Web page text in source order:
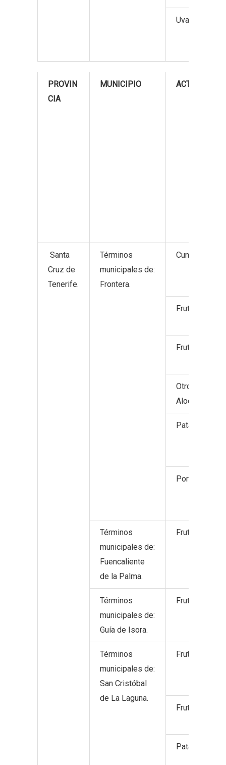
Uva para vino
PROVIN
CIA
MUNICIPIO ACTIVIDADES
Santa
Cruz de
Tenerife.
Términos
municipales de:
Frontera.
Cunicultura.
Frutos no
Frutos
Otros
Aloe Vera.
Patata.
Porcino de
Términos
municipales de:
Fuencaliente
de la Palma.
Frutos
Términos
municipales de:
Guía de Isora.
Frutos
Términos
municipales de:
San Cristóbal
de La Laguna.
Frutos no
Frutos
Patata.